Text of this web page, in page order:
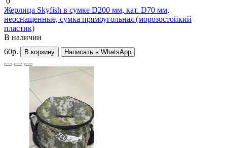
Жерлица Skyfish в сумке D200 мм, кат. D70 мм,
неоснащенные, сумка прямоугольная (морозостойкий
пластик)
В наличии
60р.
В корзину Написать в WhatsApp